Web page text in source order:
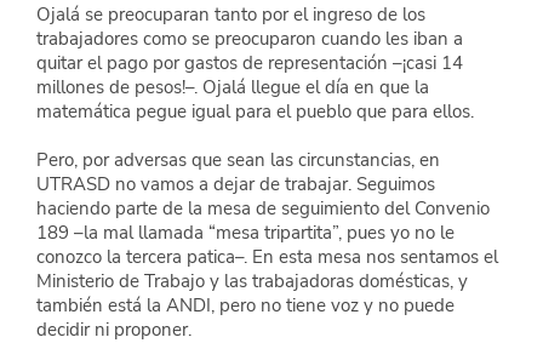
Ojalá se preocuparan tanto por el ingreso de los
trabajadores como se preocuparon cuando les iban a
quitar el pago por gastos de representación –¡casi 14
millones de pesos!–. Ojalá llegue el día en que la
matemática pegue igual para el pueblo que para ellos.
Pero, por adversas que sean las circunstancias, en
UTRASD no vamos a dejar de trabajar. Seguimos
haciendo parte de la mesa de seguimiento del Convenio
189 –la mal llamada “mesa tripartita”, pues yo no le
conozco la tercera patica–. En esta mesa nos sentamos el
Ministerio de Trabajo y las trabajadoras domésticas, y
también está la ANDI, pero no tiene voz y no puede
decidir ni proponer.